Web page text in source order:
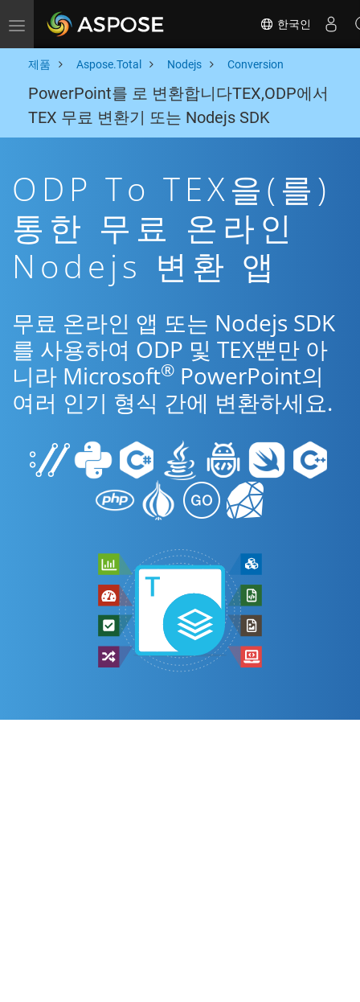
Toggle navigation 한국인
제품 Aspose.Total Nodejs Conversion
PowerPoint를 로 변환합니다TEX,ODP에서
TEX 무료 변환기 또는 Nodejs SDK
ODP To TEX을(를)
통한 무료 온라인
Nodejs 변환 앱
무료 온라인 앱 또는 Nodejs SDK
를 사용하여 ODP 및 TEX뿐만 아
니라 Microsoft® PowerPoint의
여러 인기 형식 간에 변환하세요.